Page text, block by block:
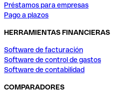
Préstamos para empresas
Pago a plazos
HERRAMIENTAS FINANCIERAS
Software de facturación
Software de control de gastos
Software de contabilidad
COMPARADORES